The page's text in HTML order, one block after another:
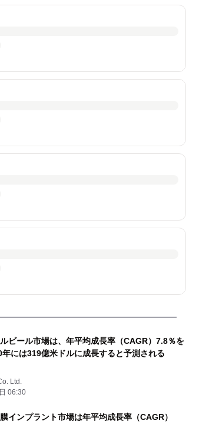
ビール市場は、年平均成長率（CAGR）7.8％を
には319億米ドルに成長すると予測される
Ltd.
06:30
インプラント市場は年平均成長率（CAGR）